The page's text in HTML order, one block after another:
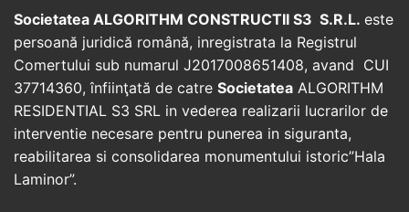
Societatea ALGORITHM CONSTRUCTII S3 S.R.L. este
persoană juridică română, inregistrata la Registrul
Comertului sub numarul J2017008651408, avand CUI
37714360, înfiinţată de catre Societatea ALGORITHM
RESIDENTIAL S3 SRL in vederea realizarii lucrarilor de
interventie necesare pentru punerea in siguranta,
reabilitarea si consolidarea monumentului istoric”Hala
Laminor”.